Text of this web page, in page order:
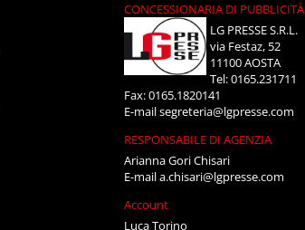
CONCESSIONARIA DI PUBBLICITÀ
LG PRESSE S.R.L.
via Festaz, 52
11100 AOSTA
Tel: 0165.231711
Fax: 0165.1820141
E-mailsegreteria@lgpresse.com
RESPONSABILE DI AGENZIA
Arianna Gori Chisari
E-maila.chisari@lgpresse.com
Account
Luca Torino